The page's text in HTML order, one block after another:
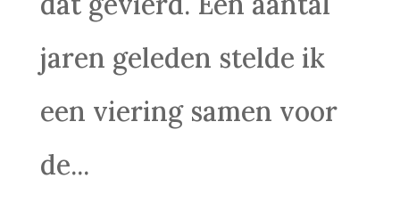
jaren geleden stelde ik
een viering samen voor
de...